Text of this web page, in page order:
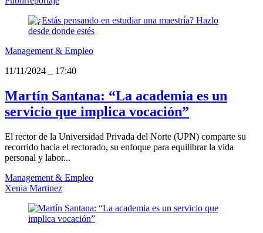
Management & Empleo
11/11/2024
17:40
Martín Santana: “La academia es un
servicio que implica vocación”
El rector de la Universidad Privada del Norte (UPN) comparte su
recorrido hacia el rectorado, su enfoque para equilibrar la vida
personal y labor...
Management & Empleo
Xenia Martinez